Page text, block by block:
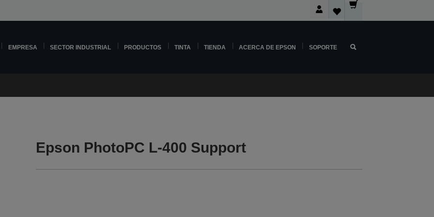
EMPRESA SECTOR INDUSTRIAL PRODUCTOS TINTA TIENDA ACERCA DE EPSON SOPORTE
Epson PhotoPC L-400 Support